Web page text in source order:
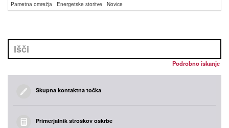
Pametna omrežja
Energetske storitve Novice
Podrobno iskanje
Skupna kontaktna točka
Primerjalnik stroškov oskrbe